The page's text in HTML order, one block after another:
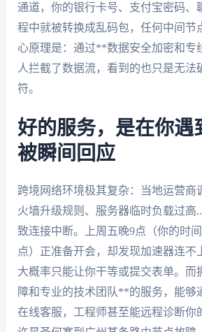
通道，你的银行卡号、支付宝密码、
程中就被转换成乱码包，任何中间节
心原理是：通过**数据安全加密和专
人拦截了数据流，看到的也只是无法
符。
好的服务，是在你遇
被瞬间回应
跨境网络环境极其复杂：当地运营商
火墙升级规则、服务器临时负载过高
致连接中断。上周五晚9点（你的时
点）正准备开会，却发现加速器连不
大概率只能让你干等或提交表单。而
障和专业的技术团队**的服务，能够
在线客服，工程师甚至能远程诊断